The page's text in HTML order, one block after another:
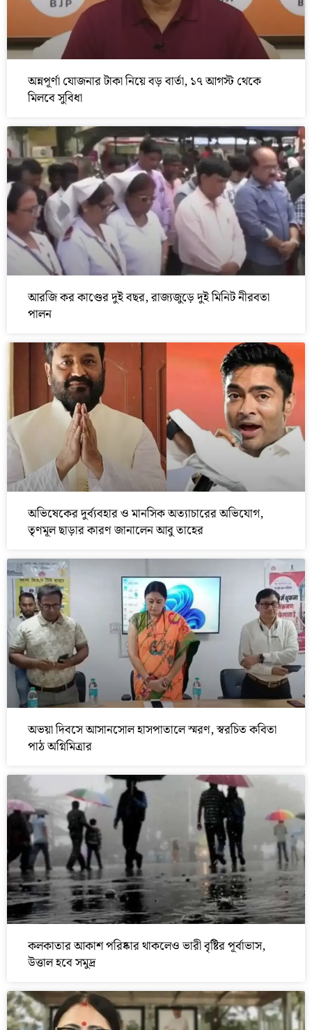
অন্নপূর্ণা যোজনার টাকা নিয়ে বড় বার্তা, ১৭ আগস্ট থেকে
মিলবে সুবিধা
আরজি কর কাণ্ডের দুই বছর, রাজ্যজুড়ে দুই মিনিট নীরবতা
পালন
অভিষেকের দুর্ব্যবহার ও মানসিক অত্যাচারের অভিযোগ,
তৃণমূল ছাড়ার কারণ জানালেন আবু তাহের
অভয়া দিবসে আসানসোল হাসপাতালে স্মরণ, স্বরচিত কবিতা
পাঠ অগ্নিমিত্রার
কলকাতার আকাশ পরিষ্কার থাকলেও ভারী বৃষ্টির পূর্বাভাস,
উত্তাল হবে সমুদ্র